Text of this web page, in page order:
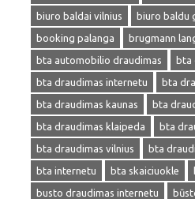
biuro baldai vilnius
biuro baldu
booking palanga
brugmann
bta automobilio draudimas
bta
bta draudimas internetu
bta
bta draudimas kaunas
bta
bta draudimas klaipeda
bta
bta draudimas vilnius
bta
bta internetu
bta skaiciuokle
busto draudimas internetu